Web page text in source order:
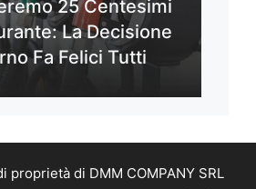
25 Centesimi
La Decisione
Fa Felici Tutti
proprietà di DMM COMPANY SRL